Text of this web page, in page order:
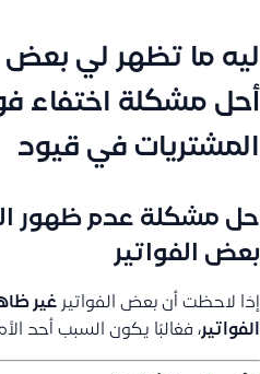
ليه ما تظهر لي بعض
أحل مشكلة اختفاء
المشتريات في قيود
حل مشكلة عدم ظهور
بعض الفواتير
إذا لاحظت أن بعض الفواتير غير
الفواتير، فغالبًا يكون السبب أحد